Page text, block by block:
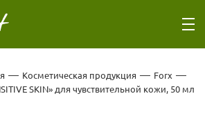
косметическая продукция
forx
SKIN» для чувствительной кожи, 50 мл